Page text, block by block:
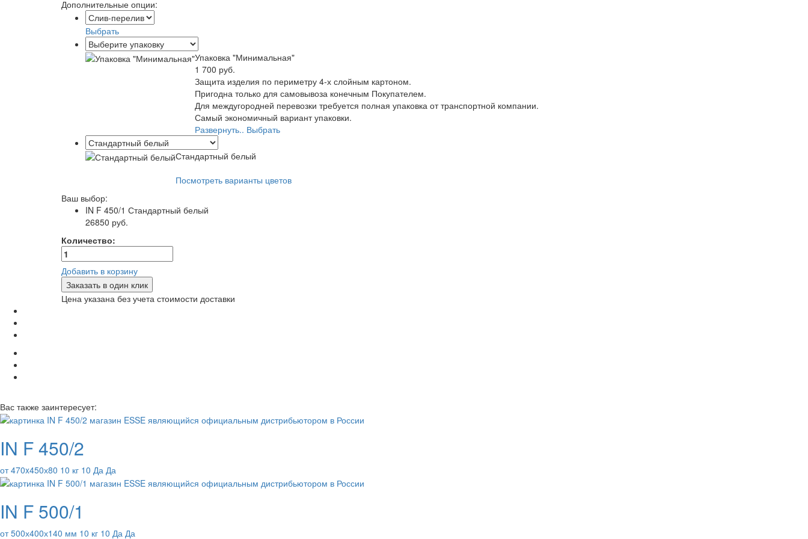
Дополнительные опции:
Выбрать
Упаковка "Минимальная"
1 700 руб.
Защита изделия по периметру 4-х слойным картоном.
Пригодна только для самовывоза конечным Покупателем.
Для междугородней перевозки требуется полная упаковка от транспортной компании.
Самый экономичный вариант упаковки.
Развернуть.. Выбрать
Стандартный белый
Посмотреть варианты цветов
Ваш выбор:
IN F 450/1 Стандартный белый
26850 руб.
Количество:
Добавить в корзину
Заказать в один клик
Цена указана без учета стоимости доставки
Вас также заинтересует:
IN F 450/2
от 470x450х80 10 кг 10 Да Да
IN F 500/1
от 500х400х140 мм 10 кг 10 Да Да